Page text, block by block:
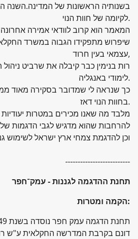
בשנותיה הראשונות של המדינה.השנה
לקיומה של חוות הנוי.
המאמר הוא קרוב לוודאי אמירה
שיפרוש מתפקידו הגבוה במשרד
עצמאי בעין חרוד,
רות בנימין כבר קיבלה את שרביט ניהול
לימודי באנגליה.
כך שנראה לי שמדובר בסקירה מאוד
בחוות הנוי דאז.
מלבד מה שאנו מכירים במטרות
להרחבות שהוא מדגיש לגבי הדגמות
וכן להדגמת צמחי ארץ ישראל לשימוש
--------------------------
תחנת ההדגמה לגננות - עמק־חפר
הקמה ומטרות:
דונם בקרבת המדרשה החקלאית ע"ש